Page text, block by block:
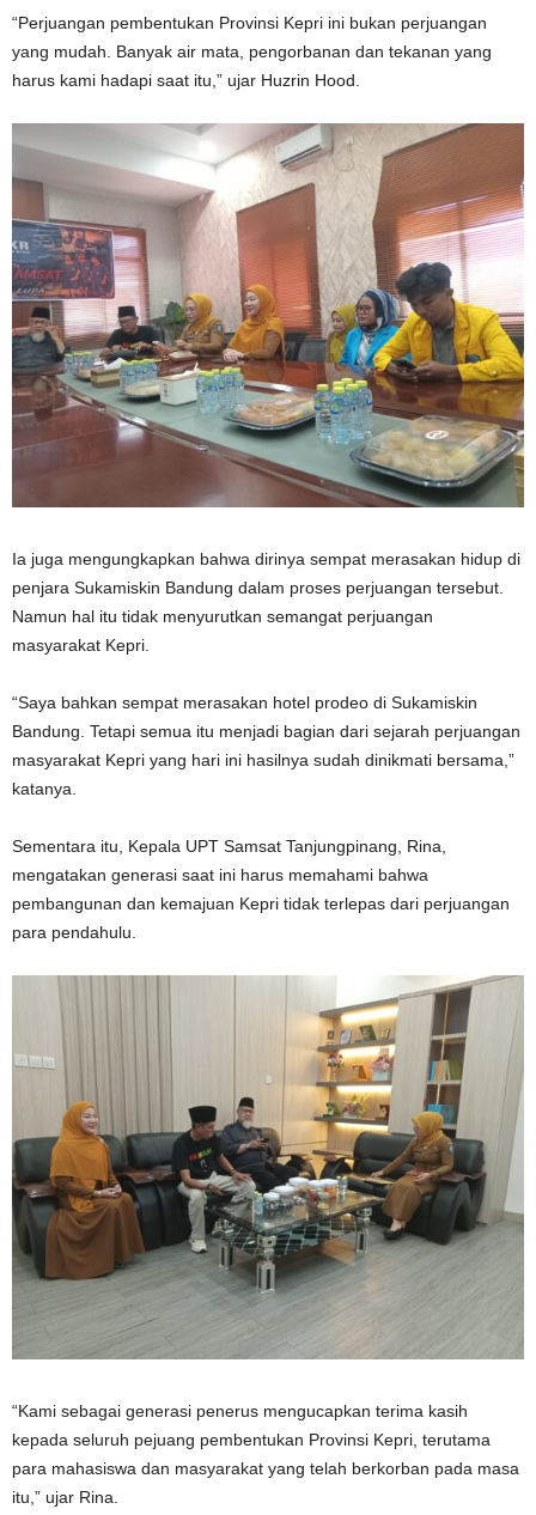
“Perjuangan pembentukan Provinsi Kepri ini bukan perjuangan
yang mudah. Banyak air mata, pengorbanan dan tekanan yang
harus kami hadapi saat itu,” ujar Huzrin Hood.
Ia juga mengungkapkan bahwa dirinya sempat merasakan hidup di
penjara Sukamiskin Bandung dalam proses perjuangan tersebut.
Namun hal itu tidak menyurutkan semangat perjuangan
masyarakat Kepri.
“Saya bahkan sempat merasakan hotel prodeo di Sukamiskin
Bandung. Tetapi semua itu menjadi bagian dari sejarah perjuangan
masyarakat Kepri yang hari ini hasilnya sudah dinikmati bersama,”
katanya.
Sementara itu, Kepala UPT Samsat Tanjungpinang, Rina,
mengatakan generasi saat ini harus memahami bahwa
pembangunan dan kemajuan Kepri tidak terlepas dari perjuangan
para pendahulu.
“Kami sebagai generasi penerus mengucapkan terima kasih
kepada seluruh pejuang pembentukan Provinsi Kepri, terutama
para mahasiswa dan masyarakat yang telah berkorban pada masa
itu,” ujar Rina.